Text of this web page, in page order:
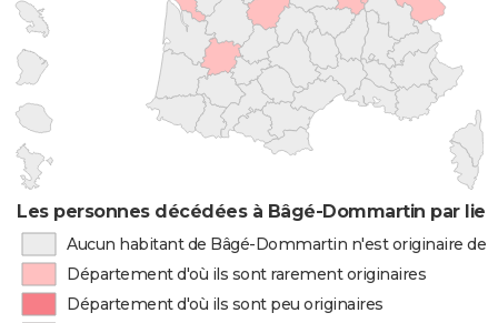
Les personnes décédées à Bâgé-Dommartin par
Aucun habitant de Bâgé-Dommartin n'est originaire de
Département d'où ils sont rarement originaires
Département d'où ils sont peu originaires